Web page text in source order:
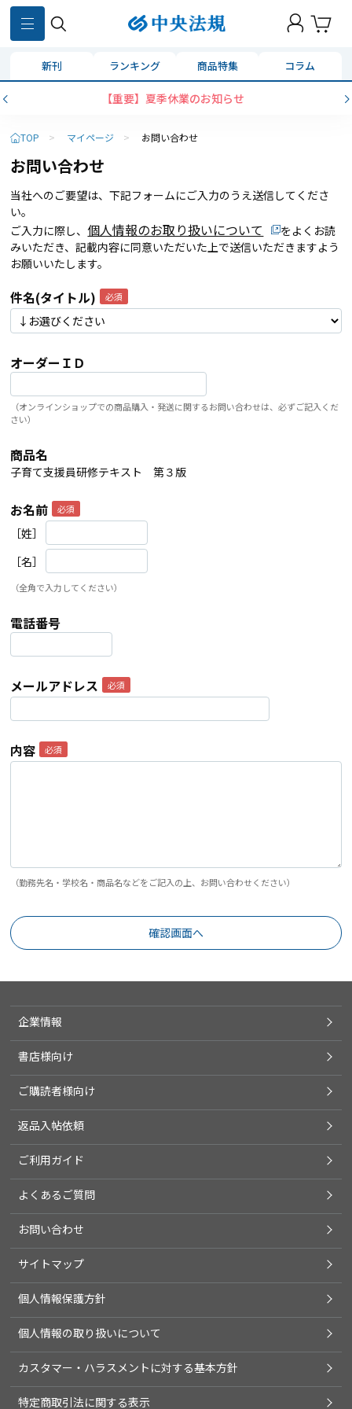
新刊 ランキング 商品特集 コラム
【重要】夏季休業のお知らせ
TOP > マイページ > お問い合わせ
お問い合わせ
当社へのご要望は、下記フォームにご入力のうえ送信してくださ
い。
ご入力に際し、 個人情報のお取り扱いについて
をよくお読
みいただき、記載内容に同意いただいた上で送信いただきますよう
お願いいたします。
件名(タイトル)
オーダーＩＤ
（オンラインショップでの商品購入・発送に関するお問い合わせは、必ずご記入くだ
さい）
商品名
子育て支援員研修テキスト 第３版
お名前
［姓］
［名］
（全角で入力してください）
電話番号
メールアドレス
内容
（勤務先名・学校名・商品名などをご記入の上、お問い合わせください）
企業情報
書店様向け
ご購読者様向け
返品入帖依頼
ご利用ガイド
よくあるご質問
お問い合わせ
サイトマップ
個人情報保護方針
個人情報の取り扱いについて
カスタマー・ハラスメントに対する基本方針
特定商取引法に関する表示